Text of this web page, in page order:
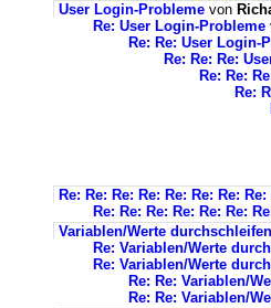
User Login-Probleme von
Re: User Login-Probleme
Re: Re: User Login-
Re: Re: Re:
Re: Re:
Re:
Re: Re: Re: Re: Re: Re: Re:
Re: Re: Re: Re: Re: Re:
Variablen/Werte
Re: Variablen/Werte
Re: Variablen/Werte
Re: Re: Variablen/
Re: Re: Variablen/